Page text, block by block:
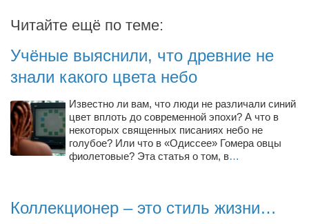
Ирина Проценко
Александр Садовский
Сергей Степанов
Анна Черненко
Марина Фенота
Он и Она
Читайте ещё по теме:
Учёные выяснили, что древние не
знали какого цвета небо
Известно ли вам, что люди не различали синий
цвет вплоть до современной эпохи? А что в
некоторых священных писаниях небо не
голубое? Или что в «Одиссее» Гомера овцы
фиолетовые? Эта статья о том, в…
Коллекционер – это стиль жизни…